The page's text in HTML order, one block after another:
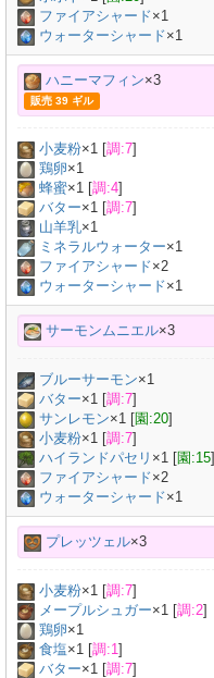
ファイアシャード×1
ウォーターシャード×1
ハニーマフィン×3
販売 39 ギル
小麦粉×1 [調:7]
鶏卵×1
蜂蜜×1 [調:4]
バター×1 [調:7]
山羊乳×1
ミネラルウォーター×1
ファイアシャード×2
ウォーターシャード×1
サーモンムニエル×3
ブルーサーモン×1
バター×1 [調:7]
サンレモン×1 [園:20]
小麦粉×1 [調:7]
ハイランドパセリ ×1 [園:15]
ファイアシャード×2
ウォーターシャード×1
プレッツェル×3
小麦粉×1 [調:7]
メープルシュガー×1 [調:2]
鶏卵×1
食塩×1 [調:1]
バター×1 [調:7]